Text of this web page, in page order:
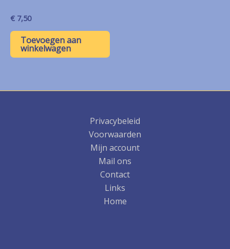
€ 7,50
Toevoegen aan
winkelwagen
Privacybeleid
Voorwaarden
Mijn account
Mail ons
Contact
Links
Home